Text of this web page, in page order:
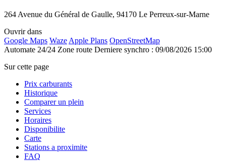
264 Avenue du Général de Gaulle, 94170 Le Perreux-sur-Marne
Ouvrir dans
Google Maps Waze Apple Plans OpenStreetMap
Automate 24/24 Zone route Derniere synchro : 09/08/2026 15:00
Sur cette page
Prix carburants
Historique
Comparer un plein
Services
Horaires
Disponibilite
Carte
Stations a proximite
FAQ